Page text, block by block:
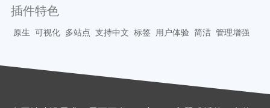
插件特色
原生 可视化 多站点 支持中文 标签 用户体验 简洁 管理增强